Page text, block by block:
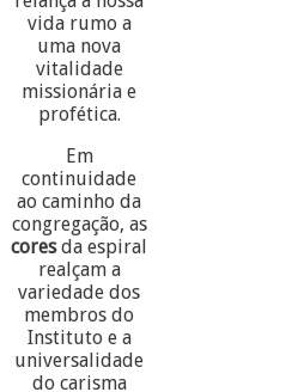
vida rumo a
uma nova
vitalidade
missionária e
profética.
Em
continuidade
ao caminho da
congregação, as
coresda espiral
realçam a
variedade dos
membros do
Instituto e a
universalidade
do carisma